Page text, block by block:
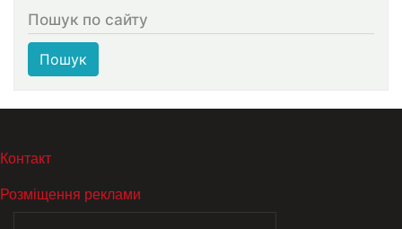
Пошук по сайту
Пошук
МЕНЮ В ПОДВАЛЕ
Контакт
Розміщення реклами